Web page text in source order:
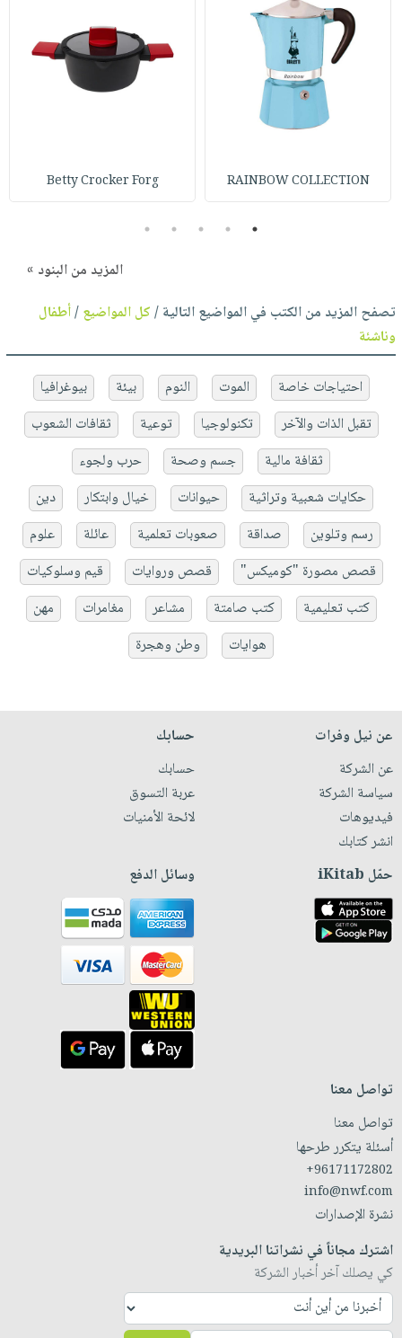
RAINBOW COLLECTION
Betty Crocker Forg
1
2
3
4
5
المزيد من البنود »
تصفح المزيد من الكتب في المواضيع التالية /كل المواضيع/أطفال
وناشئة
احتياجات خاصة الموت النوم بيئة
بيوغرافيا
تقبل الذات والآخر
تكنولوجيا توعية
ثقافات الشعوب
ثقافة مالية
جسم وصحة
حرب ولجوء
حكايات شعبية وتراثية
حيوانات خيال وابتكار
دين
رسم وتلوين
صداقة صعوبات تعلمية عائلة
علوم
قصص مصورة "كوميكس"
قصص وروايات
قيم وسلوكيات
كتب تعليمية
كتب صامتة مشاعر مغامرات
مهن
هوايات
وطن وهجرة
عن نيل وفرات
عن الشركة
سياسة الشركة
فيديوهات
انشر كتابك
حسابك
حسابك
عربة التسوق
لائحة الأمنيات
حمّل iKitab وسائل الدفع
تواصل معنا
تواصل معنا
أسئلة يتكرر طرحها
+96171172802
info@nwf.com
نشرة الإصدارات
اشترك مجاناً في نشراتنا البريدية
كي يصلك آخر أخبار الشركة